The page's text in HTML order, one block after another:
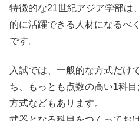
特徴的な21世紀アジア学部は
的に活躍できる人材になるべ
です。
入試では、一般的な方式だけ
ち、もっとも点数の高い1科
方式などもあります。